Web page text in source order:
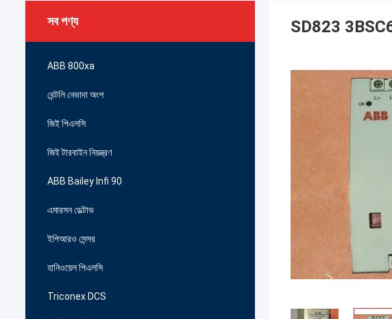
সব পণ্য
ABB 800xa
বেন্টলি নেভাদা অংশ
জিই পিএলসি
জিই টারবাইন নিয়ন্ত্রণ
ABB Bailey Infi 90
এমারসন ডেল্টাভ
ইপিআরও সেন্সর
হানিওয়েল পিএলসি
Triconex DCS
SD823